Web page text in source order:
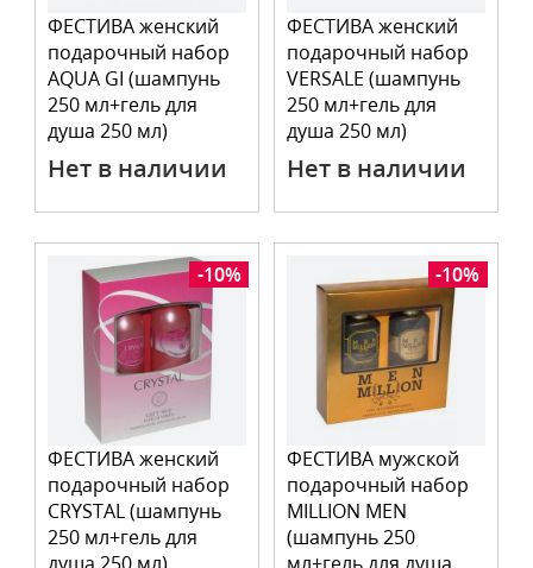
ФЕСТИВА женский
подарочный набор
AQUA GI (шампунь
250 мл+гель для
душа 250 мл)
Нет в наличии
ФЕСТИВА женский
подарочный набор
VERSALE (шампунь
250 мл+гель для
душа 250 мл)
Нет в наличии
-10%
ФЕСТИВА женский
подарочный набор
CRYSTAL (шампунь
250 мл+гель для
-10%
ФЕСТИВА мужской
подарочный набор
MILLION MEN
(шампунь 250